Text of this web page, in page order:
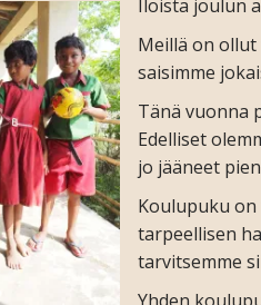
Iloista joulun
Meillä on
saisimme
Tänä vuonna
Edelliset
jo jääneet
Koulupuku on
tarpeellisen
tarvitsemme